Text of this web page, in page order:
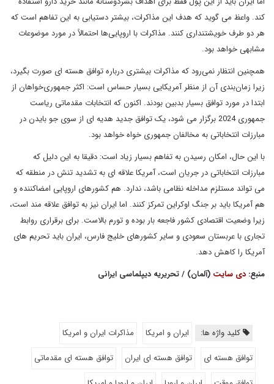
کند. واعظ می گوید که هدف این مذاکرات، بیشتر دستیابی به این تفاهم است که
هر دو طرف خویشتنداری کنند. مذاکرات با اروپایی‌ها احتمالاً در مورد موضوعات
مشابهی خواهد بود.
همچنین انتظار نمی‌رود که مذاکرات بیشتری درباره توافق هسته ای صورت بگیرد،
زیرا زمان‌بندی آن از منظر آمریکایی بسیار حساس است: اکثر جمهوری‌خواهان از
ابتدا در مورد توافق بسیار بدبین بودند. اکنون که انتخابات مقدماتی ریاست
جمهوری 2024 برگزار می شود، یک توافق جدید هدیه ای از سوی جو بایدن در
مبارزات انتخاباتی به مخالفان جمهوری خواه خواهد بود.
با این حال، امکان رسیدن به تفاهم بسیار زیاد است: دقیقا به این دلیل که
مبارزات انتخاباتی در جریان است، آمریکا علاقه ای به تشدید تنش در منطقه که
می تواند مستلزم مداخله نظامی باشد، ندارد. هم کشورهای اروپایی امضاکننده و
هم آمریکا باید بر جنگ اوکراین تمرکز کنند. اما ایران نیز به توافق علاقه مند است،
زیرا وضعیت اقتصادی کشور فاجعه بار بوده و تورم بالاست. برای برقراری روابط
تجاری با عربستان سعودی و سایر کشورهای خلیج فارس، ایران باید تحریم های
آمریکا را کاهش دهد.
منبع: دی سایت (آلمان) / تحریریه دیپلماسی ایرانی
کلید واژه ها: ایران و امریکا
مذاکرات ایران و امریکا
توافق هسته ای
توافق هسته ای ایران
توافق هسته ای مقدماتی